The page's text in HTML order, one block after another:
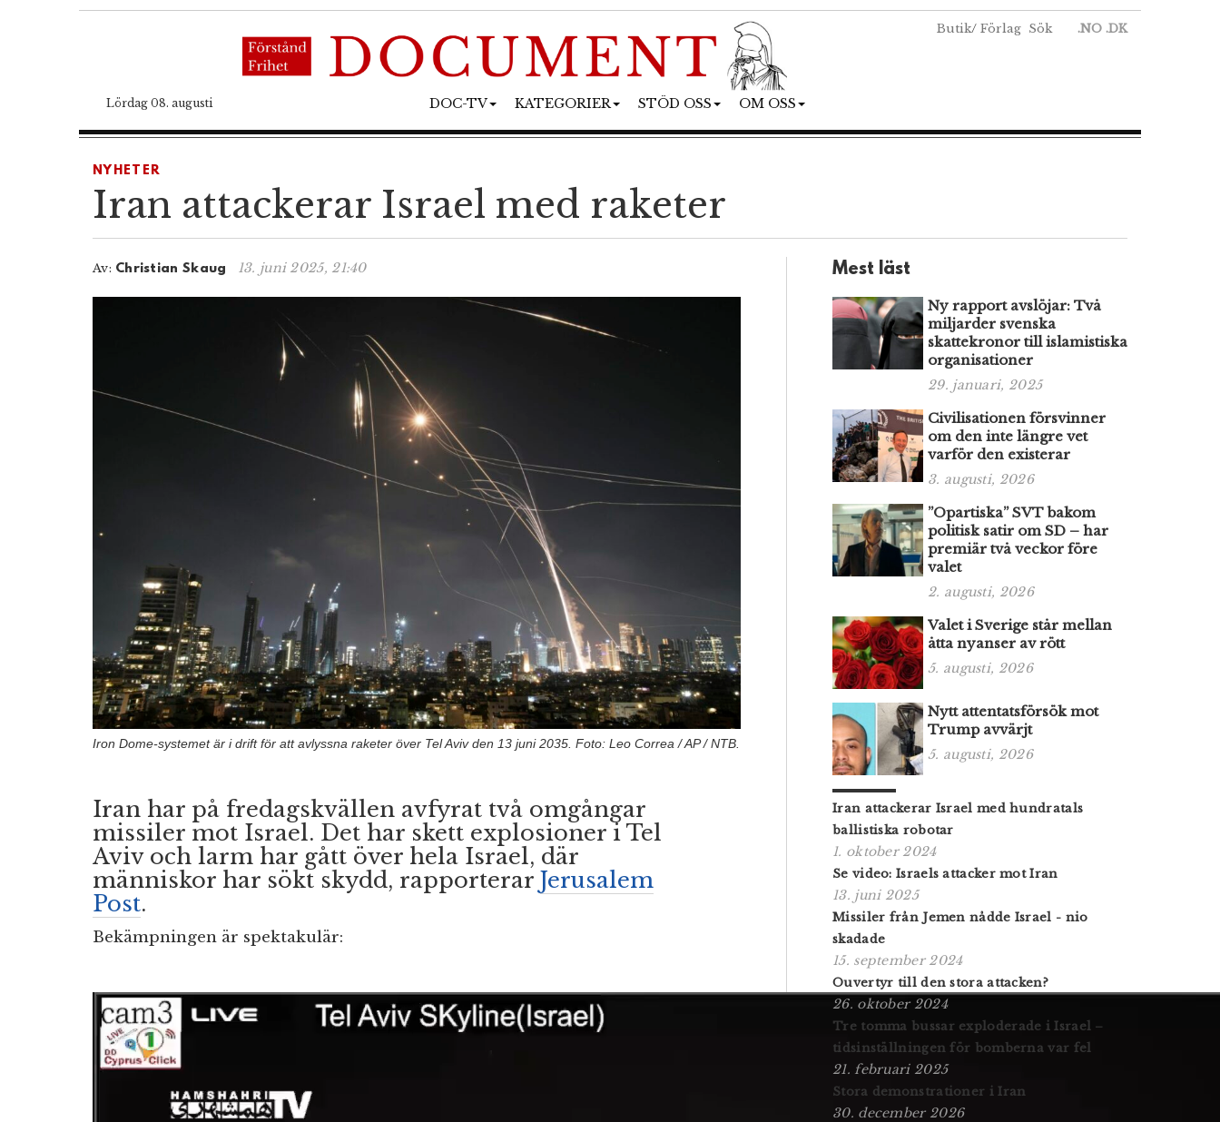
Butik/ Förlag Sök .NO .DK
Lördag 08. augusti DOC-TV KATEGORIER STÖD OSS OM OSS
NYHETER
Iran attackerar Israel med raketer
Av: Christian Skaug 13. juni 2025, 21:40
Iron Dome-systemet är i drift för att avlyssna raketer över Tel Aviv den 13 juni 2035. Foto: Leo Correa / AP / NTB.
Iran har på fredagskvällen avfyrat två omgångar
missiler mot Israel. Det har skett explosioner i Tel
Aviv och larm har gått över hela Israel, där
människor har sökt skydd, rapporterar Jerusalem
Post.
Bekämpningen är spektakulär:
Mest läst
Ny rapport avslöjar: Två
miljarder svenska
skattekronor till islamistiska
organisationer
29. januari, 2025
Civilisationen försvinner
om den inte längre vet
varför den existerar
3. augusti, 2026
”Opartiska” SVT bakom
politisk satir om SD – har
premiär två veckor före
valet
2. augusti, 2026
Valet i Sverige står mellan
åtta nyanser av rött
5. augusti, 2026
Nytt attentatsförsök mot
Trump avvärjt
5. augusti, 2026
Iran attackerar Israel med hundratals
ballistiska robotar
1. oktober 2024
Se video: Israels attacker mot Iran
13. juni 2025
Missiler från Jemen nådde Israel - nio
skadade
15. september 2024
Ouvertyr till den stora attacken?
26. oktober 2024
Tre tomma bussar exploderade i Israel –
tidsinställningen för bomberna var fel
21. februari 2025
Stora demonstrationer i Iran
30. december 2026